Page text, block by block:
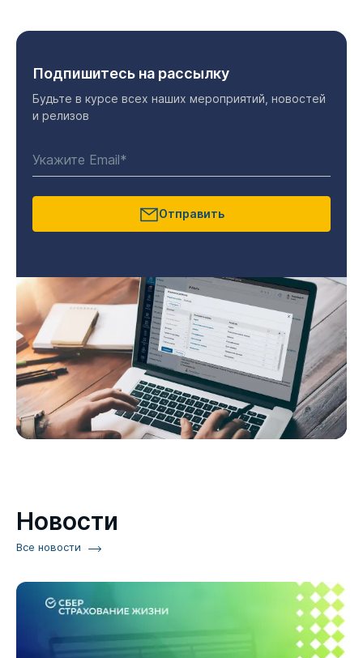
Подпишитесь на рассылку
Будьте в курсе всех наших мероприятий, новостей
и релизов
Отправить
Новости
Все новости